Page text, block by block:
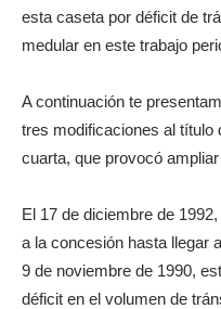
esta caseta por déficit de
medular en este trabajo
A continuación te
tres modificaciones al título
cuarta, que provocó
El 17 de diciembre de
a la concesión hasta llegar
9 de noviembre de 1990,
déficit en el volumen de